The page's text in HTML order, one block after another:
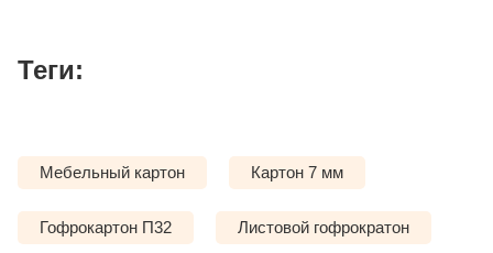
Теги:
Мебельный картон Картон 7 мм
Гофрокартон П32 Листовой гофрократон